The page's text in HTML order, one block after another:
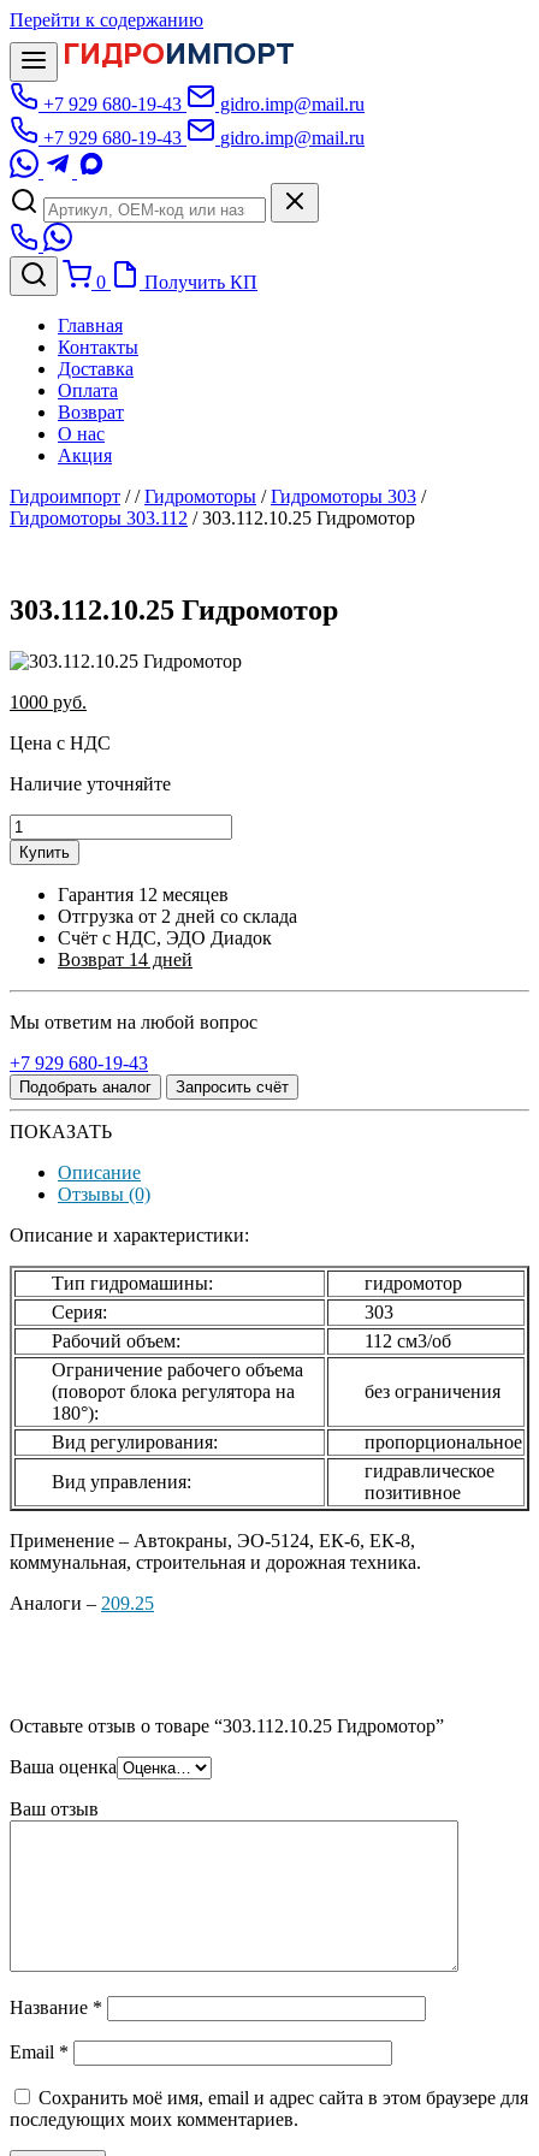
Перейти к содержанию
ГИДРОИМПОРТ
+7 929 680-19-43
gidro.imp@mail.ru
+7 929 680-19-43
gidro.imp@mail.ru
0 Получить КП
Главная
Контакты
Доставка
Оплата
Возврат
О нас
Акция
Гидроимпорт //Гидромоторы /Гидромоторы 303 /
Гидромоторы 303.112 /303.112.10.25 Гидромотор
303.112.10.25 Гидромотор
1000 руб.
Цена с НДС
Наличие уточняйте
Купить
Гарантия 12 месяцев
Отгрузка от 2 дней со склада
Счёт с НДС, ЭДО Диадок
Возврат 14 дней
Мы ответим на любой вопрос
+7 929 680-19-43
Подобрать аналог Запросить счёт
ПОКАЗАТЬ
Описание
Отзывы (0)
Описание и характеристики:
Тип гидромашины:
гидромотор
Серия:
303
Рабочий объем:
112 см3/об
Ограничение рабочего объема
(поворот блока регулятора на
180°):
без ограничения
Вид регулирования:
пропорциональное
Вид управления:
гидравлическое
позитивное
Применение – Автокраны, ЭО-5124, ЕК-6, ЕК-8,
коммунальная, строительная и дорожная техника.
Аналоги – 209.25
Оставьте отзыв о товаре “303.112.10.25 Гидромотор”
Ваша оценка
Ваш отзыв
Название *
Email *
Сохранить моё имя, email и адрес сайта в этом браузере для
последующих моих комментариев.